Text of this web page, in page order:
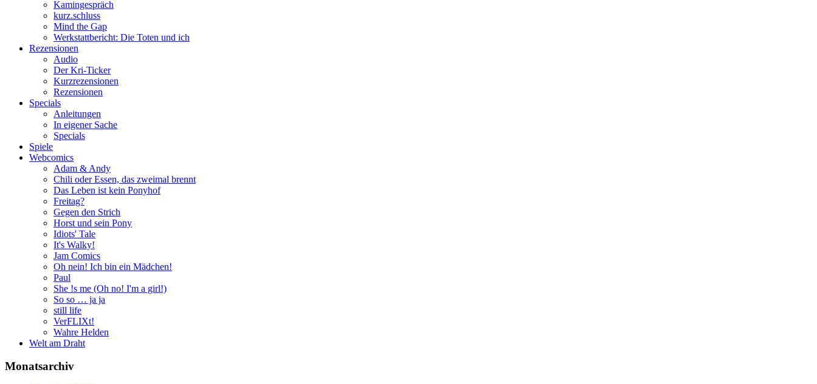
Kamingespräch
kurz.schluss
Mind the Gap
Werkstattbericht: Die Toten und ich
Rezensionen
Audio
Der Kri-Ticker
Kurzrezensionen
Rezensionen
Specials
Anleitungen
In eigener Sache
Specials
Spiele
Webcomics
Adam & Andy
Chili oder Essen, das zweimal brennt
Das Leben ist kein Ponyhof
Freitag?
Gegen den Strich
Horst und sein Pony
Idiots' Tale
It's Walky!
Jam Comics
Oh nein! Ich bin ein Mädchen!
Paul
She !s me (Oh no! I'm a girl!)
So so … ja ja
still life
VerFLIXt!
Wahre Helden
Welt am Draht
Monatsarchiv